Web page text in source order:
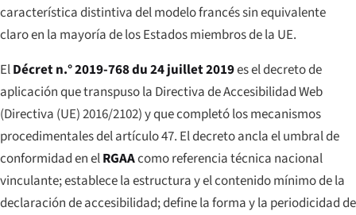
característica distintiva del modelo francés sin equivalente
claro en la mayoría de los Estados miembros de la UE.
ElDécret n.° 2019-768 du 24 juillet 2019es el decreto de
aplicación que transpuso la Directiva de Accesibilidad Web
(Directiva (UE) 2016/2102) y que completó los mecanismos
procedimentales del artículo 47. El decreto ancla el umbral de
conformidad en elRGAAcomo referencia técnica nacional
vinculante; establece la estructura y el contenido mínimo de la
declaración de accesibilidad; define la forma y la periodicidad de